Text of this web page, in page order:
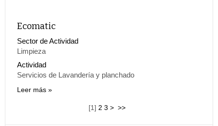
Ecomatic
Sector de Actividad
Limpieza
Actividad
Servicios de Lavandería y planchado
Leer más
[1] 2 3 > >>